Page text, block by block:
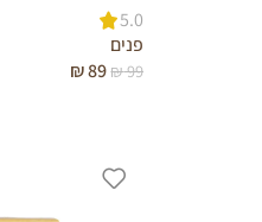
5.0
פנים
₪99
₪89